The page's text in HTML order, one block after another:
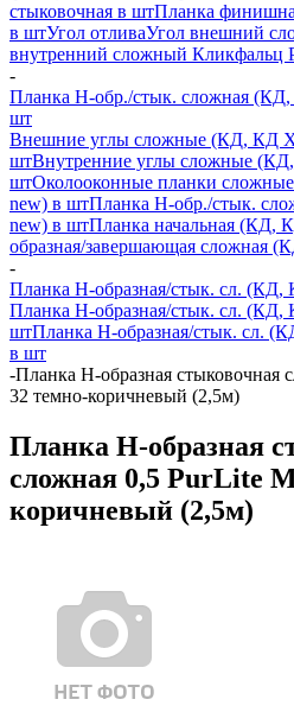
стыковочная в штПланка
в штУгол отливаУгол внешний
внутренний сложный Кликфальц
-
Планка H-обр./стык. сложная
шт
Внешние углы сложные (КД, КД
штВнутренние углы сложные
штОколооконные планки
new) в штПланка H-обр./стык.
new) в штПланка начальная (КД,
образная/завершающая сложная
-
Планка H-образная/стык. сл.
Планка H-образная/стык. сл.
штПланка H-образная/стык. сл.
в шт
-Планка Н-образная стыковочная
32 темно-коричневый (2,5м)
Планка Н-образная
сложная 0,5 PurLite
коричневый (2,5м)